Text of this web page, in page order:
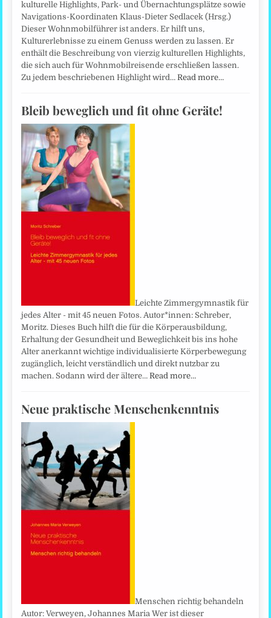
kulturelle Highlights, Park- und Übernachtungsplätze sowie
Navigations-Koordinaten Klaus-Dieter Sedlacek (Hrsg.)
Dieser Wohnmobilführer ist anders. Er hilft uns,
Kulturerlebnisse zu einem Genuss werden zu lassen. Er
enthält die Beschreibung von vierzig kulturellen Highlights,
die sich auch für Wohnmobilreisende erschließen lassen.
Zu jedem beschriebenen Highlight wird…Read more…
Bleib beweglich und fit ohne Geräte!
Leichte Zimmergymnastik für
jedes Alter - mit 45 neuen Fotos. Autor*innen: Schreber,
Moritz. Dieses Buch hilft die für die Körperausbildung,
Erhaltung der Gesundheit und Beweglichkeit bis ins hohe
Alter anerkannt wichtige individualisierte Körperbewegung
zugänglich, leicht verständlich und direkt nutzbar zu
machen. Sodann wird der ältere…Read more…
Neue praktische Menschenkenntnis
Menschen richtig behandeln
Autor: Verweyen, Johannes Maria Wer ist dieser